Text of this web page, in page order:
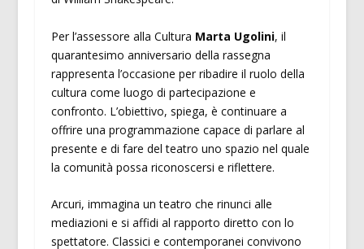
Per l’assessore alla Cultura Marta Ugolini, il
quarantesimo anniversario della rassegna
rappresenta l’occasione per ribadire il ruolo della
cultura come luogo di partecipazione e
confronto. L’obiettivo, spiega, è continuare a
offrire una programmazione capace di parlare al
presente e di fare del teatro uno spazio nel quale
la comunità possa riconoscersi e riflettere.
Arcuri, immagina un teatro che rinunci alle
mediazioni e si affidi al rapporto diretto con lo
spettatore. Classici e contemporanei convivono